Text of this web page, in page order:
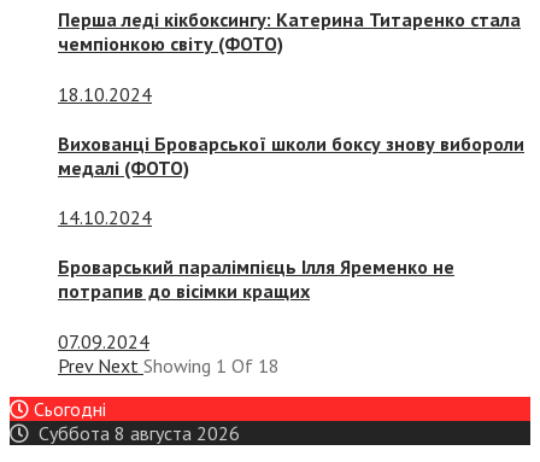
Перша леді кікбоксингу: Катерина Титаренко стала
чемпіонкою світу (ФОТО)
18.10.2024
Вихованці Броварської школи боксу знову вибороли
медалі (ФОТО)
14.10.2024
Броварський паралімпієць Ілля Яременко не
потрапив до вісімки кращих
07.09.2024
Prev Next Showing 1 Of 18
Сьогодні
Суббота 8 августа 2026